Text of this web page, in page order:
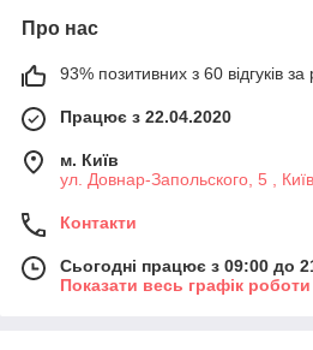
Про нас
93% позитивних з 60 відгуків за
Працює з 22.04.2020
м. Київ
ул. Довнар-Запольского, 5 ,
Контакти
Сьогодні працює з 09:00 до
Показати весь графік роботи